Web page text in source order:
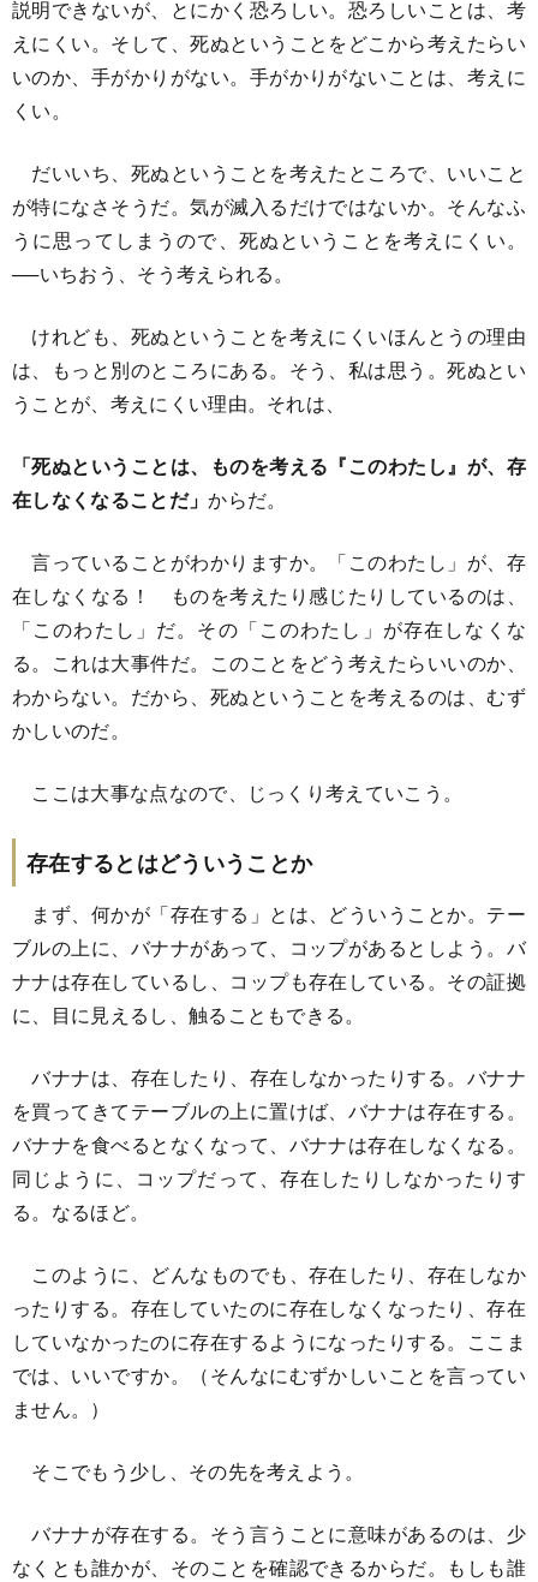
説明できないが、とにかく恐ろしい。恐ろしいことは、考
えにくい。そして、死ぬということをどこから考えたらい
いのか、手がかりがない。手がかりがないことは、考えに
くい。
だいいち、死ぬということを考えたところで、いいこと
が特になさそうだ。気が滅入るだけではないか。そんなふ
うに思ってしまうので、死ぬということを考えにくい。
──いちおう、そう考えられる。
けれども、死ぬということを考えにくいほんとうの理由
は、もっと別のところにある。そう、私は思う。死ぬとい
うことが、考えにくい理由。それは、
「死ぬということは、ものを考える『このわたし』が、存
在しなくなることだ」からだ。
言っていることがわかりますか。「このわたし」が、存
在しなくなる！ ものを考えたり感じたりしているのは、
「このわたし」だ。その「このわたし」が存在しなくな
る。これは大事件だ。このことをどう考えたらいいのか、
わからない。だから、死ぬということを考えるのは、むず
かしいのだ。
ここは大事な点なので、じっくり考えていこう。
存在するとはどういうことか
まず、何かが「存在する」とは、どういうことか。テー
ブルの上に、バナナがあって、コップがあるとしよう。バ
ナナは存在しているし、コップも存在している。その証拠
に、目に見えるし、触ることもできる。
バナナは、存在したり、存在しなかったりする。バナナ
を買ってきてテーブルの上に置けば、バナナは存在する。
バナナを食べるとなくなって、バナナは存在しなくなる。
同じように、コップだって、存在したりしなかったりす
る。なるほど。
このように、どんなものでも、存在したり、存在しなか
ったりする。存在していたのに存在しなくなったり、存在
していなかったのに存在するようになったりする。ここま
では、いいですか。（そんなにむずかしいことを言ってい
ません。）
そこでもう少し、その先を考えよう。
バナナが存在する。そう言うことに意味があるのは、少
なくとも誰かが、そのことを確認できるからだ。もしも誰